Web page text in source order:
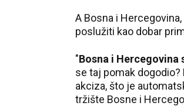
A Bosna i
poslužiti kao dobar
"Bosna i Hercegovina
se taj pomak
akciza, što je
tržište Bosne i